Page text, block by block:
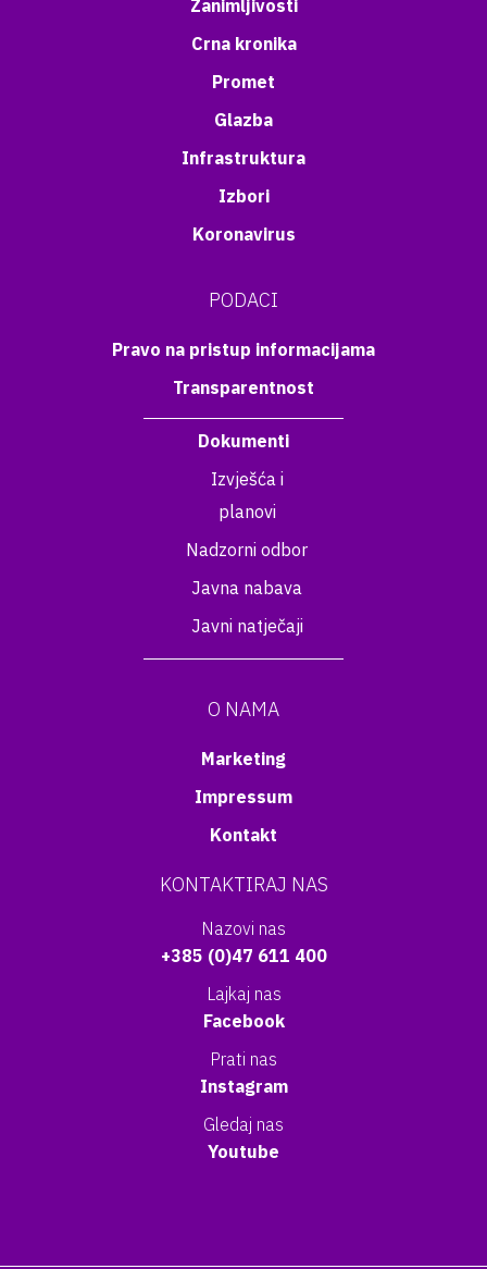
Zanimljivosti
Crna kronika
Promet
Glazba
Infrastruktura
Izbori
Koronavirus
PODACI
Pravo na pristup informacijama
Transparentnost
Dokumenti
Izvješća i
planovi
Nadzorni odbor
Javna nabava
Javni natječaji
O NAMA
Marketing
Impressum
Kontakt
KONTAKTIRAJ NAS
Nazovi nas
+385 (0)47 611 400
Lajkaj nas
Facebook
Prati nas
Instagram
Gledaj nas
Youtube